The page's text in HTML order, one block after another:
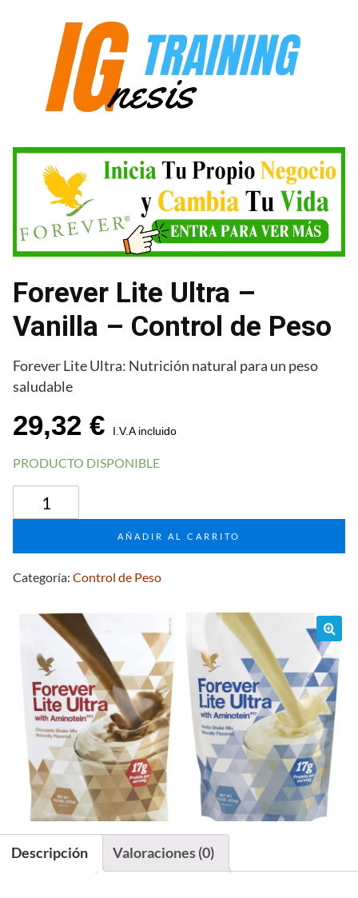
🔍
Forever Lite Ultra –
Vanilla – Control de Peso
Forever Lite Ultra: Nutrición natural para un peso
saludable
29,32 € I.V.A incluido
PRODUCTO DISPONIBLE
Forever
–
Vanilla
cantidad
AÑADIR AL CARRITO
Categoría: Control de Peso
Descripción Valoraciones (0)